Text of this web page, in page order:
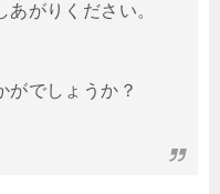
がりください。
がでしょうか？